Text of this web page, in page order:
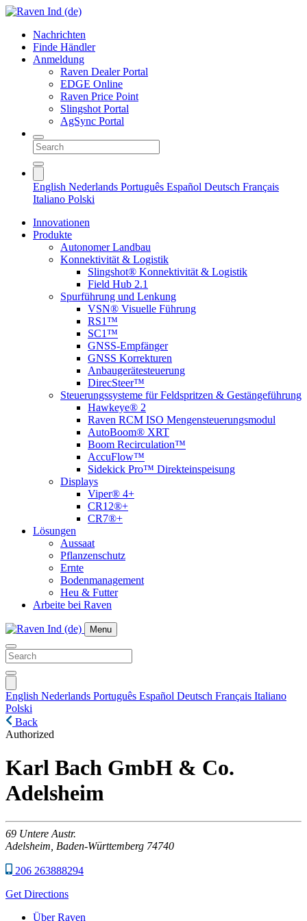
Nachrichten
Finde Händler
Anmeldung
Raven Dealer Portal
EDGE Online
Raven Price Point
Slingshot Portal
AgSync Portal
English Nederlands Português Español Deutsch Français
Italiano Polski
Innovationen
Produkte
Autonomer Landbau
Konnektivität & Logistik
Slingshot® Konnektivität & Logistik
Field Hub 2.1
Spurführung und Lenkung
VSN® Visuelle Führung
RS1™
SC1™
GNSS-Empfänger
GNSS Korrekturen
Anbaugerätesteuerung
DirecSteer™
Steuerungssysteme für Feldspritzen & Gestängeführung
Hawkeye® 2
Raven RCM ISO Mengensteuerungsmodul
AutoBoom® XRT
Boom Recirculation™
AccuFlow™
Sidekick Pro™ Direkteinspeisung
Displays
Viper® 4+
CR12®+
CR7®+
Lösungen
Aussaat
Pflanzenschutz
Ernte
Bodenmanagement
Heu & Futter
Arbeite bei Raven
Menu
English Nederlands Português Español Deutsch Français Italiano
Polski
Back
Authorized
Karl Bach GmbH & Co.
Adelsheim
69 Untere Austr.
Adelsheim, Baden-Württemberg 74740
206 263888294
Get Directions
Über Raven